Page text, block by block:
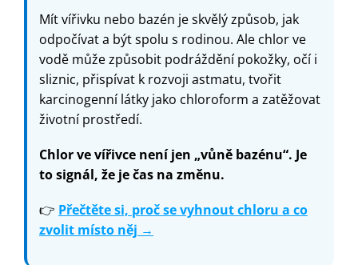
Mít vířivku nebo bazén je skvělý způsob, jak
odpočívat a být spolu s rodinou. Ale chlor ve
vodě může způsobit podráždění pokožky, očí i
sliznic, přispívat k rozvoji astmatu, tvořit
karcinogenní látky jako chloroform a zatěžovat
životní prostředí.
Chlor ve vířivce není jen „vůně bazénu“. Je
to signál, že je čas na změnu.
👉 Přečtěte si, proč se vyhnout chloru a co
zvolit místo něj →